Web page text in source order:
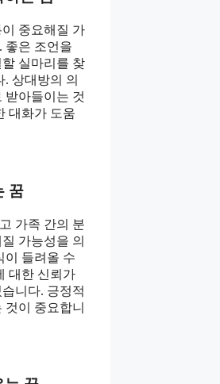
중요해질 가
좋은 조언을
실마리를 찾
. 상대방의 의
받아들이는 것
대화가 도움
꿈
가족 간의 분
가능성을 의
이 들려올 수
대한 신뢰가
니다. 긍정적
이 중요합니